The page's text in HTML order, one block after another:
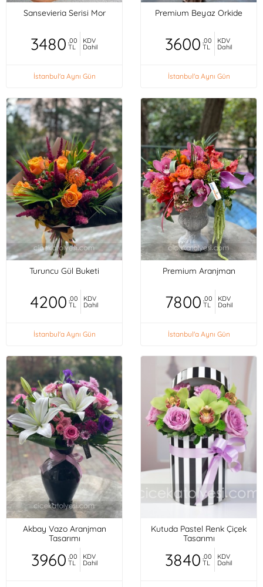
Sansevieria Serisi Mor
3480 ,00
TL
KDV
Dahil
İstanbul'a Aynı Gün
Premium Beyaz Orkide
3600 ,00
TL
KDV
Dahil
İstanbul'a Aynı Gün
Turuncu Gül Buketi
4200 ,00
TL
KDV
Dahil
İstanbul'a Aynı Gün
Premium Aranjman
7800 ,00
TL
KDV
Dahil
İstanbul'a Aynı Gün
Akbay Vazo Aranjman
Tasarımı
3960 ,00
TL
KDV
Dahil
Kutuda Pastel Renk Çiçek
Tasarımı
3840 ,00
TL
KDV
Dahil